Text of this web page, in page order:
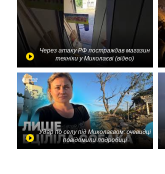
Через атаку РФ постраждав магазин
техніки у Миколаєві (відео)
Удар по селу під Миколаєвом: очевидці
повідомили подробиці